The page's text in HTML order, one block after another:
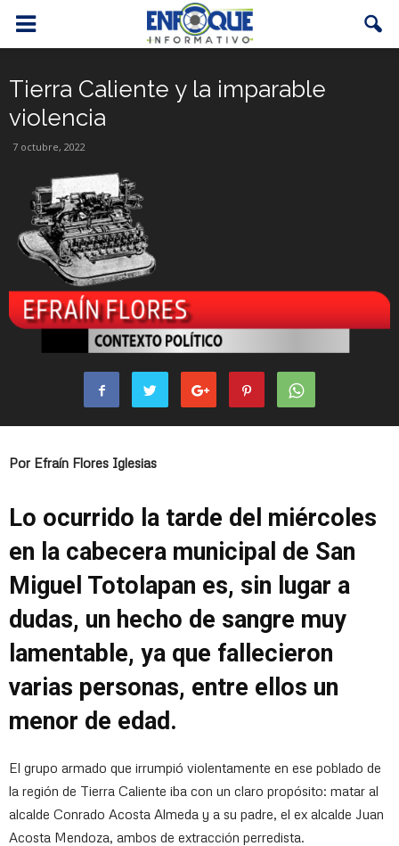
Tierra Caliente y la imparable
violencia
7 octubre, 2022
Por Efraín Flores Iglesias
Lo ocurrido la tarde del miércoles
en la cabecera municipal de San
Miguel Totolapan es, sin lugar a
dudas, un hecho de sangre muy
lamentable, ya que fallecieron
varias personas, entre ellos un
menor de edad.
El grupo armado que irrumpió violentamente en ese poblado de
la región de Tierra Caliente iba con un claro propósito: matar al
alcalde Conrado Acosta Almeda y a su padre, el ex alcalde Juan
Acosta Mendoza, ambos de extracción perredista.